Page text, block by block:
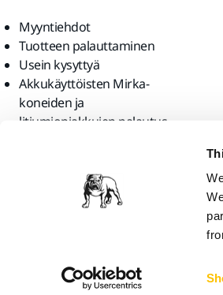
Myyntiehdot
Tuotteen palauttaminen
Usein kysyttyä
Akkukäyttöisten Mirka-
koneiden ja
litiumioniakkujen palautus
Oletamme, että olet maassa United